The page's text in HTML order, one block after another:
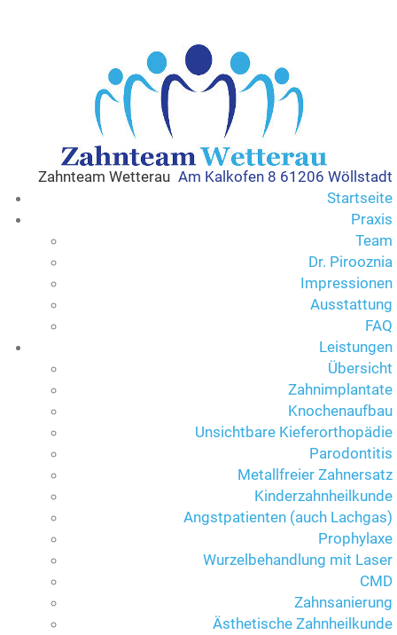
Zahnteam Wetterau Am Kalkofen 8 61206 Wöllstadt
Startseite
Praxis
Team
Dr. Pirooznia
Impressionen
Ausstattung
FAQ
Leistungen
Übersicht
Zahnimplantate
Knochenaufbau
Unsichtbare Kieferorthopädie
Parodontitis
Metallfreier Zahnersatz
Kinderzahnheilkunde
Angstpatienten (auch Lachgas)
Prophylaxe
Wurzelbehandlung mit Laser
CMD
Zahnsanierung
Ästhetische Zahnheilkunde